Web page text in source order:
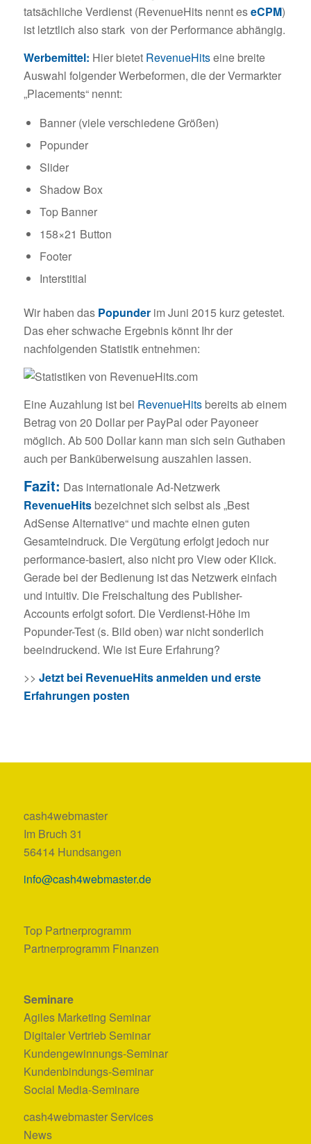
tatsächliche Verdienst (RevenueHits nennt eseCPM)
ist letztlich also stark von der Performance abhängig.
Werbemittel: Hier bietet RevenueHitseine breite
Auswahl folgender Werbeformen, die der Vermarkter
„Placements“ nennt:
Banner (viele verschiedene Größen)
Popunder
Slider
Shadow Box
Top Banner
158×21 Button
Footer
Interstitial
Wir haben das Popunderim Juni 2015 kurz getestet.
Das eher schwache Ergebnis könnt Ihr der
nachfolgenden Statistik entnehmen:
Eine Auzahlung ist bei RevenueHitsbereits ab einem
Betrag von 20 Dollar per PayPal oder Payoneer
möglich. Ab 500 Dollar kann man sich sein Guthaben
auch per Banküberweisung auszahlen lassen.
Fazit: Das internationale Ad-Netzwerk
RevenueHitsbezeichnet sich selbst als „Best
AdSense Alternative“ und machte einen guten
Gesamteindruck. Die Vergütung erfolgt jedoch nur
performance-basiert, also nicht pro View oder Klick.
Gerade bei der Bedienung ist das Netzwerk einfach
und intuitiv. Die Freischaltung des Publisher-
Accounts erfolgt sofort. Die Verdienst-Höhe im
Popunder-Test (s. Bild oben) war nicht sonderlich
beeindruckend. Wie ist Eure Erfahrung?
>> Jetzt bei RevenueHits anmelden und erste
Erfahrungen posten
cash4webmaster
Im Bruch 31
56414 Hundsangen
info@cash4webmaster.de
Top Partnerprogramm
Partnerprogramm Finanzen
Seminare
Agiles Marketing Seminar
Digitaler Vertrieb Seminar
Kundengewinnungs-Seminar
Kundenbindungs-Seminar
Social Media-Seminare
cash4webmaster Services
News